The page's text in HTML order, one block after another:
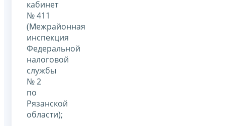
кабинет
№ 411
(Межрайонная
инспекция
Федеральной
налоговой
службы
№ 2
по
Рязанской
области);